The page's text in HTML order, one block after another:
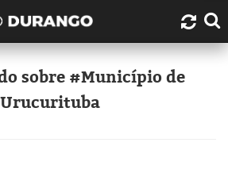
Durango Duarte?
Links úteis
sobre #Município de
Urucurituba